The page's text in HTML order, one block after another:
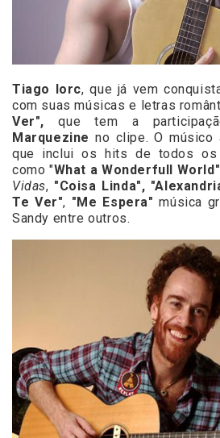
Tiago Iorc, que já vem
com suas músicas e letras
Ver", que tem a
Marquezine no clipe. O músico
que inclui os hits de todos os
como "What a Wonderfull World"
Vidas, "Coisa Linda",
Te Ver", "Me Espera" música
Sandy entre outros.